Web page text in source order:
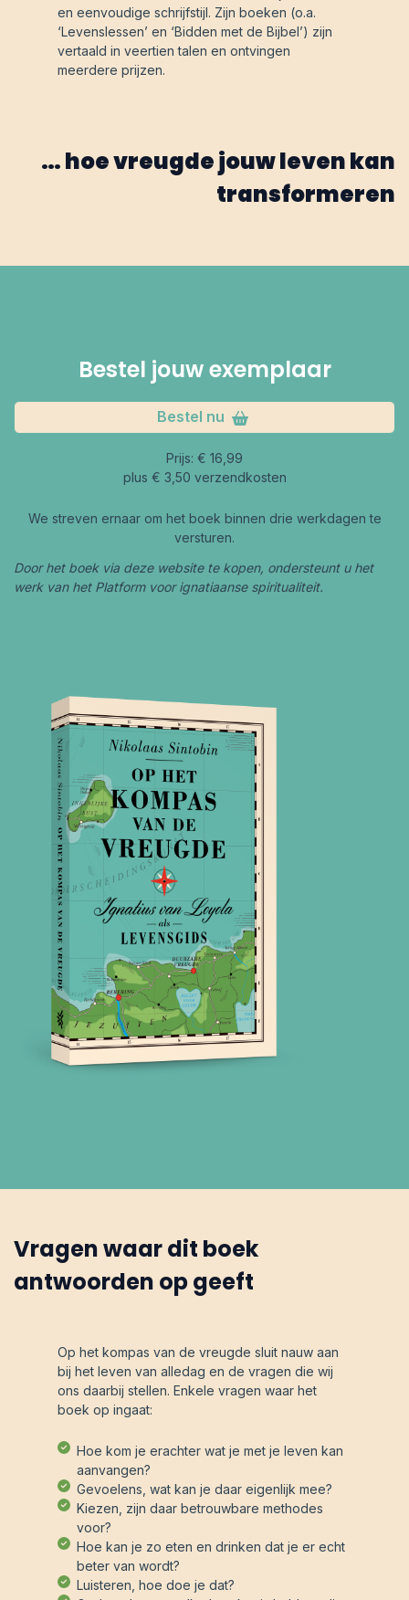
en eenvoudige schrijfstijl. Zijn boeken (o.a.
‘Levenslessen’ en ‘Bidden met de Bijbel’) zijn
vertaald in veertien talen en ontvingen
meerdere prijzen.
… hoe vreugde jouw leven kan
transformeren
Bestel jouw exemplaar
Bestel nu
Prijs: € 16,99
plus € 3,50 verzendkosten
We streven ernaar om het boek binnen drie werkdagen te
versturen.
Door het boek via deze website te kopen, ondersteunt u het
werk van het Platform voor ignatiaanse spiritualiteit.
Vragen waar dit boek
antwoorden op geeft
Op het kompas van de vreugde sluit nauw aan
bij het leven van alledag en de vragen die wij
ons daarbij stellen. Enkele vragen waar het
boek op ingaat:
Hoe kom je erachter wat je met je leven kan
aanvangen?
Gevoelens, wat kan je daar eigenlijk mee?
Kiezen, zijn daar betrouwbare methodes
voor?
Hoe kan je zo eten en drinken dat je er echt
beter van wordt?
Luisteren, hoe doe je dat?